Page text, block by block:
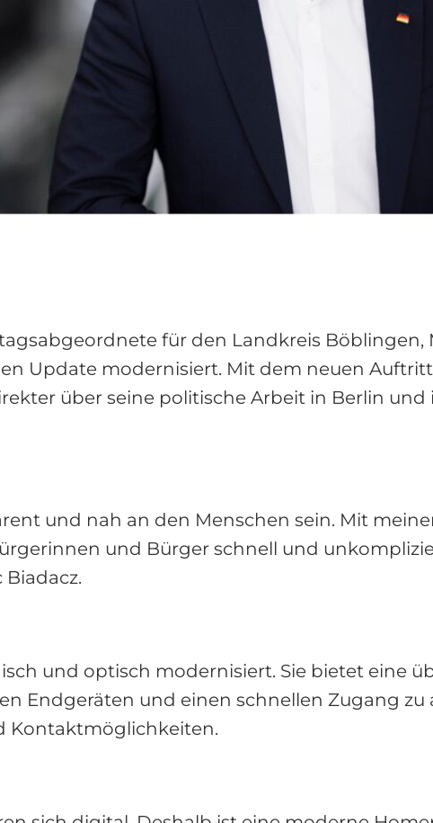
für den Landkreis Böblingen,
Update modernisiert. Mit dem neuen
über seine politische Arbeit in Berlin
und nah an den Menschen sein. Mit
und Bürger schnell und
und optisch modernisiert. Sie bietet eine
Endgeräten und einen schnellen Zugang
Kontaktmöglichkeiten.